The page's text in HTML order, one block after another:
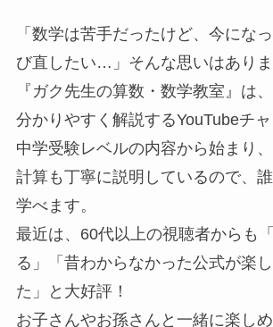
「数学は苦手だったけど、今にな
び直したい…」そんな思いはありま
『ガク先生の算数・数学教室』は
分かりやすく解説するYouTubeチャ
中学受験レベルの内容から始まり
計算も丁寧に説明しているので、
学べます。
最近は、60代以上の視聴者からも
る」「昔わからなかった公式が楽
た」と大好評！
お子さんやお孫さんと一緒に楽しめ